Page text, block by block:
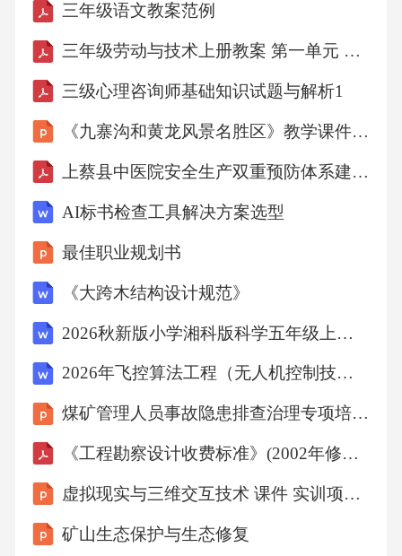
三年级语文教案范例
三年级劳动与技术上册教案 第一单元 纸工初步（苏教版）
三级心理咨询师基础知识试题与解析1
《九寨沟和黄龙风景名胜区》教学课件-2025-2026学年辽海版（新教材）小学美术二年级下册
上蔡县中医院安全生产双重预防体系建设工作实施方案
AI标书检查工具解决方案选型
最佳职业规划书
《大跨木结构设计规范》
2026秋新版小学湘科版科学五年级上册教学设计（附目录）适用于新课标
2026年飞控算法工程（无人机控制技术）试题及答案
煤矿管理人员事故隐患排查治理专项培训课件
《工程勘察设计收费标准》(2002年修订本)
虚拟现实与三维交互技术 课件 实训项目3 开发虚拟文旅虚拟交互项目的技术实操
矿山生态保护与生态修复